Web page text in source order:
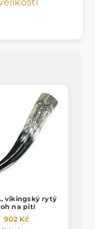
vikingský rytý
na pití
902 Kč